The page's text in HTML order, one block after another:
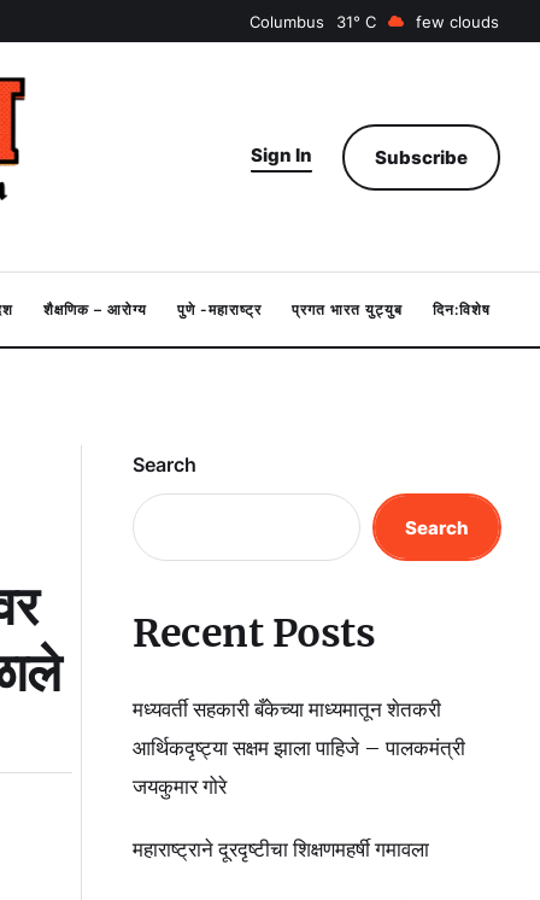
Columbus 31 few clouds
Sign In Subscribe
शैक्षणिक – आरोग्य पुणे -महाराष्ट्र प्रगत भारत युट्युब दिन:विशेष
Search
Search
Recent Posts
मध्यवर्ती सहकारी बँकेच्या माध्यमातून शेतकरी
आर्थिकदृष्ट्या सक्षम झाला पाहिजे – पालकमंत्री
जयकुमार गोरे
महाराष्ट्राने दूरदृष्टीचा शिक्षणमहर्षी गमावला